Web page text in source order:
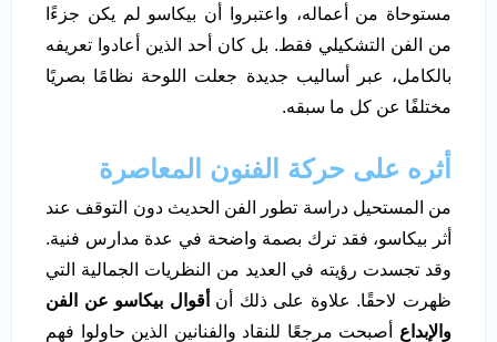
مستوحاة من أعماله، واعتبروا أن بيكاسو لم يكن جزءًا
من الفن التشكيلي فقط. بل كان أحد الذين أعادوا تعريفه
بالكامل، عبر أساليب جديدة جعلت اللوحة نظامًا بصريًا
مختلفًا عن كل ما سبقه.
أثره على حركة الفنون المعاصرة
من المستحيل دراسة تطور الفن الحديث دون التوقف عند
أثر بيكاسو، فقد ترك بصمة واضحة في عدة مدارس فنية.
وقد تجسدت رؤيته في العديد من النظريات الجمالية التي
ظهرت لاحقًا. علاوة على ذلك أن أقوال بيكاسو عن الفن
والإبداع أصبحت مرجعًا للنقاد والفنانين الذين حاولوا فهم